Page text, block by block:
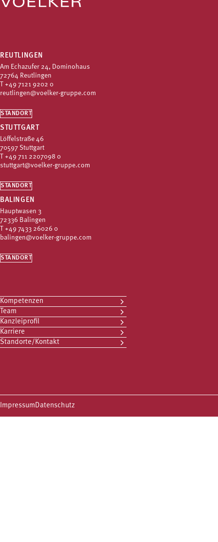
REUTLINGEN
Am Echazufer 24, Dominohaus
72764 Reutlingen
T +49 7121 9202 0
reutlingen@voelker-gruppe.com
STANDORT
STUTTGART
Löffelstraße 46
70597 Stuttgart
T +49 711 2207098 0
stuttgart@voelker-gruppe.com
STANDORT
BALINGEN
Hauptwasen 3
72336 Balingen
T +49 7433 26026 0
balingen@voelker-gruppe.com
STANDORT
Kompetenzen
Team
Kanzleiprofil
Karriere
Standorte/Kontakt
ImpressumDatenschutz